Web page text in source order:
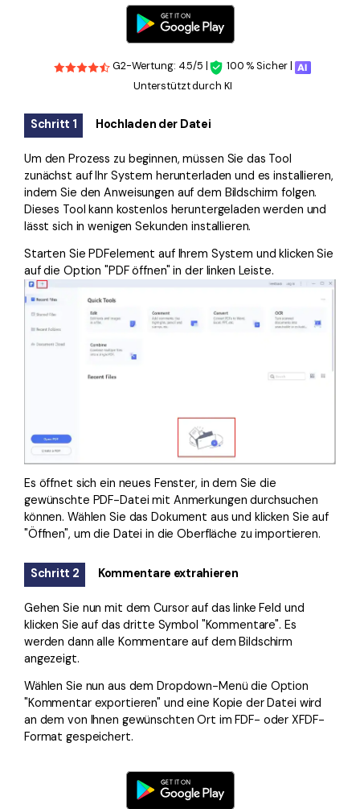
G2-Wertung: 4.5/5 |
100 % Sicher |
Unterstützt durch KI
Schritt 1 Hochladen der Datei
Um den Prozess zu beginnen, müssen Sie das Tool
zunächst auf Ihr System herunterladen und es installieren,
indem Sie den Anweisungen auf dem Bildschirm folgen.
Dieses Tool kann kostenlos heruntergeladen werden und
lässt sich in wenigen Sekunden installieren.
Starten Sie PDFelement auf Ihrem System und klicken Sie
auf die Option "PDF öffnen" in der linken Leiste.
Es öffnet sich ein neues Fenster, in dem Sie die
gewünschte PDF-Datei mit Anmerkungen durchsuchen
können. Wählen Sie das Dokument aus und klicken Sie auf
"Öffnen", um die Datei in die Oberfläche zu importieren.
Schritt 2 Kommentare extrahieren
Gehen Sie nun mit dem Cursor auf das linke Feld und
klicken Sie auf das dritte Symbol "Kommentare". Es
werden dann alle Kommentare auf dem Bildschirm
angezeigt.
Wählen Sie nun aus dem Dropdown-Menü die Option
"Kommentar exportieren" und eine Kopie der Datei wird
an dem von Ihnen gewünschten Ort im FDF- oder XFDF-
Format gespeichert.